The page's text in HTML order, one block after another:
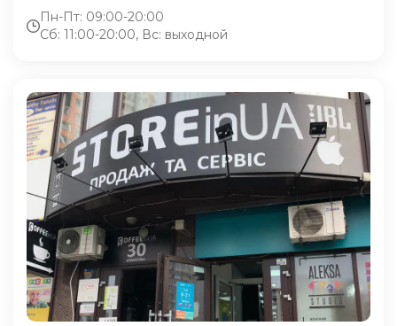
Пн-Пт: 09:00-20:00
Сб: 11:00-20:00, Вс: выходной